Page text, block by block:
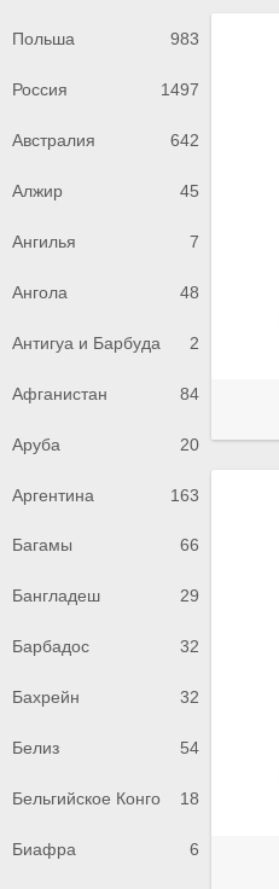
Польша 983
Россия 1497
Австралия 642
Алжир 45
Ангилья 7
Ангола 48
Антигуа и Барбуда 2
Афганистан 84
Аруба 20
Аргентина 163
Багамы 66
Бангладеш 29
Барбадос 32
Бахрейн 32
Белиз 54
Бельгийское Конго 18
Биафра 6